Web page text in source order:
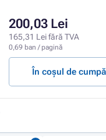
200,03 Lei
165,31 Lei fără TVA
0,69 ban / pagină
În coșul de